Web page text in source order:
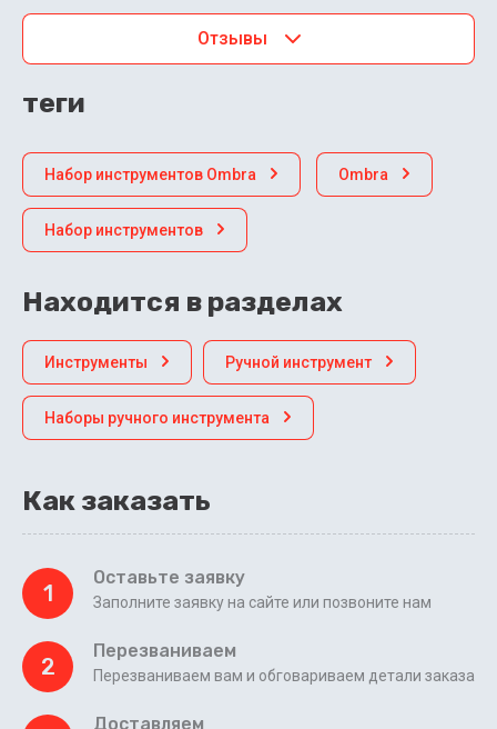
Отзывы
теги
Набор инструментов Ombra Ombra
Набор инструментов
Находится в разделах
Инструменты Ручной инструмент
Наборы ручного инструмента
Как заказать
1
Оставьте заявку
Заполните заявку на сайте или позвоните нам
2
Перезваниваем
Перезваниваем вам и обговариваем детали заказа
Доставляем